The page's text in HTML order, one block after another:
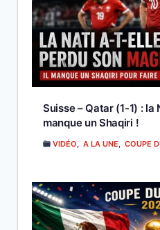
Suisse – Qatar (1-1) :
manque un Shaqiri !
VIDÉO A LA UNE COUPE